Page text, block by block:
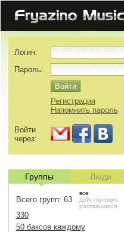
Логин:
Пароль:
Регистрация
Напомнить пароль
Войти
через:
Группы Люди
Всего групп: 63
все
действующие
распавшиеся
330
50 баксов каждому